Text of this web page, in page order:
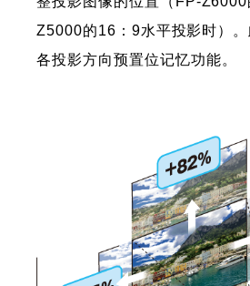
Z5000的16：9水平投影时）
各投影方向预置位记忆功能。